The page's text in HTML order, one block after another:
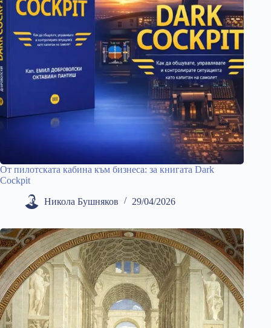
От пилотската кабина към бизнеса: за книгата Dark
Cockpit
Никола Бушняков 29/04/2026